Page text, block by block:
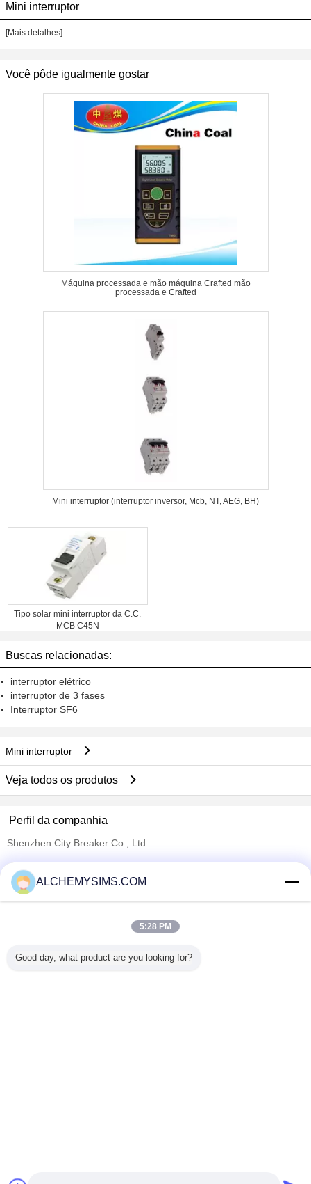
Mini interruptor
[Mais detalhes]
Você pôde igualmente gostar
Máquina processada e mão máquina Crafted mão
processada e Crafted
Mini interruptor (interruptor inversor, Mcb, NT, AEG, BH)
Tipo solar mini interruptor da C.C.
MCB C45N
Buscas relacionadas:
interruptor elétrico
interruptor de 3 fases
Interruptor SF6
Mini interruptor
Veja todos os produtos
Perfil da companhia
Shenzhen City Breaker Co., Ltd.
Trust Seal
Verified Suplier
Todos os Produtos
ALCHEMYSIMS.COM
5:28 PM
Good day, what product are you looking for?